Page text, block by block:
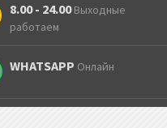
8.00 - 24.00 Выходные
работаем
WHATSAPP Онлайн